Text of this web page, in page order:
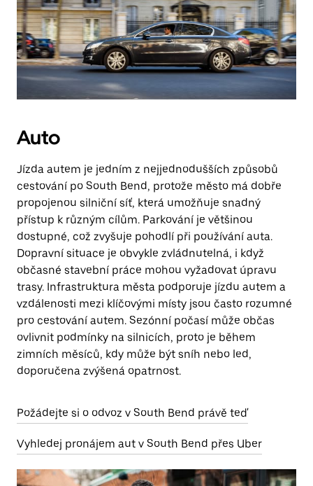
Auto
Jízda autem je jedním z nejjednodušších způsobů
cestování po South Bend, protože město má dobře
propojenou silniční síť, která umožňuje snadný
přístup k různým cílům. Parkování je většinou
dostupné, což zvyšuje pohodlí při používání auta.
Dopravní situace je obvykle zvládnutelná, i když
občasné stavební práce mohou vyžadovat úpravu
trasy. Infrastruktura města podporuje jízdu autem a
vzdálenosti mezi klíčovými místy jsou často rozumné
pro cestování autem. Sezónní počasí může občas
ovlivnit podmínky na silnicích, proto je během
zimních měsíců, kdy může být sníh nebo led,
doporučena zvýšená opatrnost.
Požádejte si o odvoz v South Bend právě teď
Vyhledej pronájem aut v South Bend přes Uber